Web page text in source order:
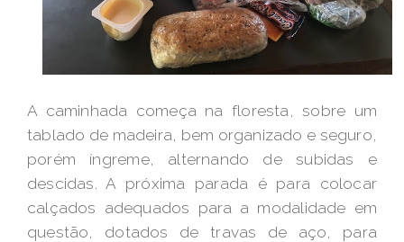
A caminhada começa na floresta, sobre um
tablado de madeira, bem organizado e seguro,
porém íngreme, alternando de subidas e
descidas. A próxima parada é para colocar
calçados adequados para a modalidade em
questão, dotados de travas de aço, para